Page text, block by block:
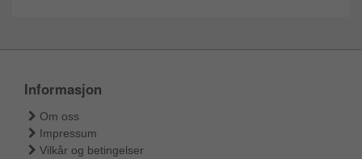
Informasjon
Om oss
Impressum
Vilkår og betingelser